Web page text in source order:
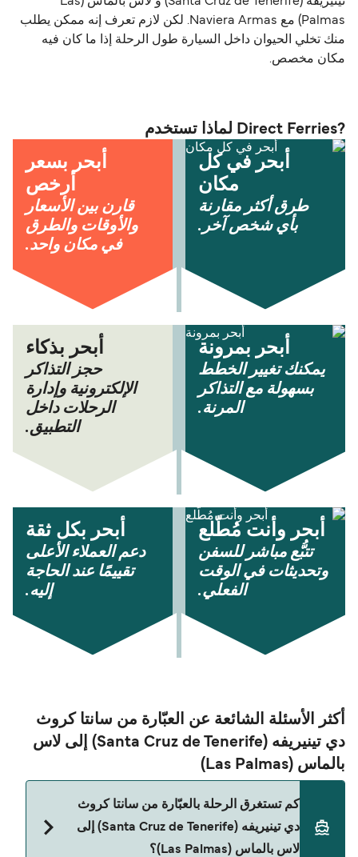
Palmas) مع Naviera Armas. لكن لازم تعرف إنه ممكن يطلب
منك تخلي الحيوان داخل السيارة طول الرحلة إذا ما كان فيه
مكان مخصص.
?Direct Ferries لماذا تستخدم
أبحر في كل
مكان
طرق أكثر مقارنة
بأي شخص آخر.
أبحر بسعر
أرخص
قارن بين الأسعار
والأوقات والطرق
في مكان واحد.
أبحر بمرونة
يمكنك تغيير الخطط
بسهولة مع التذاكر
المرنة.
أبحر بذكاء
حجز التذاكر
الإلكترونية وإدارة
الرحلات داخل
التطبيق.
أبحر وأنت مُطّلع
تتبُّع مباشر للسفن
وتحديثات في الوقت
الفعلي.
أبحر بكل ثقة
دعم العملاء الأعلى
تقييمًا عند الحاجة
إليه.
أكثر الأسئلة الشائعة عن العبّارة من سانتا كروث
دي تينيريفه (Santa Cruz de Tenerife) إلى لاس
بالماس (Las Palmas)
كم تستغرق الرحلة بالعبّارة من سانتا كروث
دي تينيريفه (Santa Cruz de Tenerife) إلى
لاس بالماس (Las Palmas)؟